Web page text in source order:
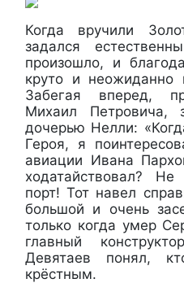
Когда вручили
задался
произошло, и
круто и неожиданно
Забегая вперед,
Михаил Петровича,
дочерью Нелли:
Героя, я
авиации Ивана
ходатайствовал?
порт! Тот навел
большой и очень
только когда умер
главный
Девятаев понял,
крёстным.